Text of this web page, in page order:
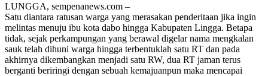
LUNGGA, sempenanews.com –
Satu diantara ratusan warga yang merasakan penderitaan jika ingin
melintas menuju ibu kota dabo hingga Kabupaten Lingga. Betapa
tidak, sejak perkampungan yang berawal digelar nama mengkalan
sauk telah dihuni warga hingga terbentuklah satu RT dan pada
akhirnya dikembangkan menjadi satu RW, dua RT jaman terus
berganti beriringi dengan sebuah kemajuanpun maka mencapai